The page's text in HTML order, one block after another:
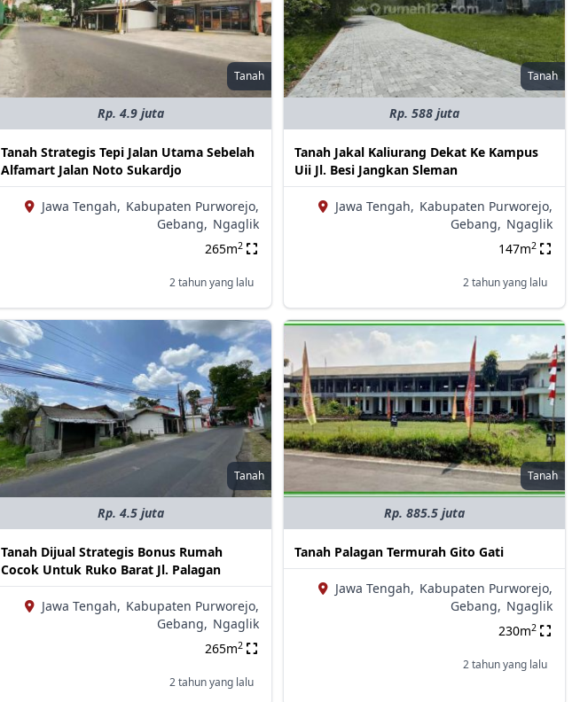
Tanah
Rp. 4.9 juta
Tanah Strategis Tepi Jalan Utama Sebelah
Alfamart Jalan Noto Sukardjo
Jawa Tengah, Kabupaten Purworejo,
Gebang, Ngaglik
265m2
2 tahun yang lalu
Tanah
Rp. 588 juta
Tanah Jakal Kaliurang Dekat Ke Kampus
Uii Jl. Besi Jangkan Sleman
Jawa Tengah, Kabupaten Purworejo,
Gebang, Ngaglik
147m2
2 tahun yang lalu
Tanah
Rp. 4.5 juta
Tanah Dijual Strategis Bonus Rumah
Cocok Untuk Ruko Barat Jl. Palagan
Jawa Tengah, Kabupaten Purworejo,
Gebang, Ngaglik
265m2
2 tahun yang lalu
Tanah
Rp. 885.5 juta
Tanah Palagan Termurah Gito Gati
Jawa Tengah, Kabupaten Purworejo,
Gebang, Ngaglik
230m2
2 tahun yang lalu